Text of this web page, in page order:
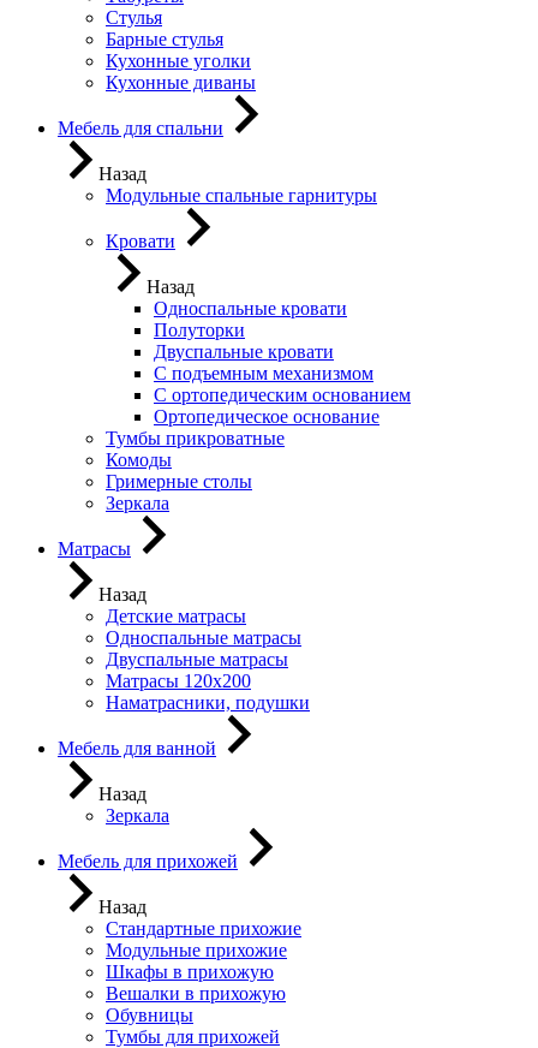
Стулья
Барные стулья
Кухонные уголки
Кухонные диваны
Мебель для спальни
Назад
Модульные спальные гарнитуры
Кровати
Назад
Односпальные кровати
Полуторки
Двуспальные кровати
С подъемным механизмом
С ортопедическим основанием
Ортопедическое основание
Тумбы прикроватные
Комоды
Гримерные столы
Зеркала
Матрасы
Назад
Детские матрасы
Односпальные матрасы
Двуспальные матрасы
Матрасы 120х200
Наматрасники, подушки
Мебель для ванной
Назад
Зеркала
Мебель для прихожей
Назад
Стандартные прихожие
Модульные прихожие
Шкафы в прихожую
Вешалки в прихожую
Обувницы
Тумбы для прихожей